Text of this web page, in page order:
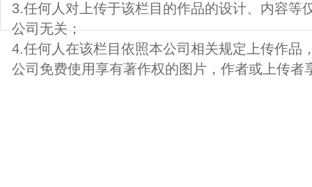
3.任何人对上传于该栏目的作品的设计、内容等
公司无关；
4.任何人在该栏目依照本公司相关规定上传作品
公司免费使用享有著作权的图片，作者或上传者